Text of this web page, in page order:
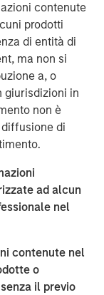
contenute
prodotti
di entità di
ma non si
a, o
giurisdizioni in
non è
di
ad alcun
nel
contenute nel
o
il previo
creator of LP
Fund
Internet
of the content
or assume
by the site.